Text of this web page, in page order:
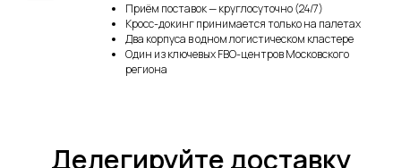
Приём поставок — круглосуточно (24/7)
Кросс-докинг принимается только на палетах
Два корпуса в одном логистическом кластере
Один из ключевых FBO-центров Московского
региона
Делегируйте доставку